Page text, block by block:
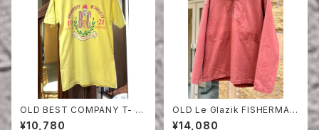
OLD BEST COMPANY T- S
HIRT
¥10,780
OLD Le Glazik FISHERMAN
SMOCK ONE WASH
¥14,080